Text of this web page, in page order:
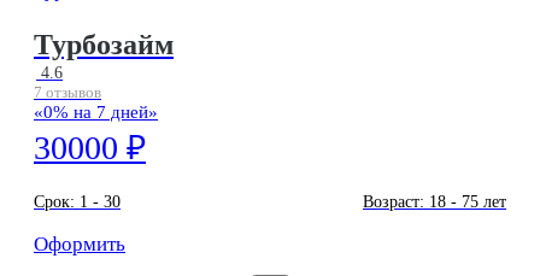
Турбозайм
4.6
7 отзывов
«0% на 7 дней»
30000 ₽
Срок: 1 - 30 Возраст: 18 - 75 лет
Оформить